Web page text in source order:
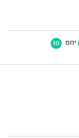
יחס 10